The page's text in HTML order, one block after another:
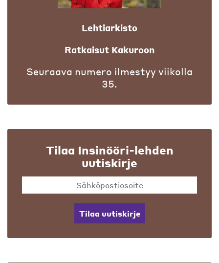
Lehtiarkisto
Ratkaisut Kakuroon
Seuraava numero ilmestyy viikolla
35.
Tilaa Insinööri-lehden
uutiskirje
Tilaa uutiskirje